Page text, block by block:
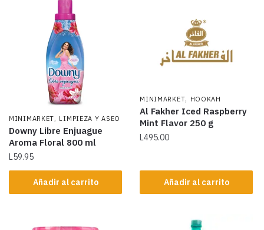
MINIMARKET, LIMPIEZA Y ASEO
Downy Libre Enjuague
Aroma Floral 800 ml
L59.95
Añadir al carrito
MINIMARKET, HOOKAH
Al Fakher Iced Raspberry
Mint Flavor 250 g
L495.00
Añadir al carrito